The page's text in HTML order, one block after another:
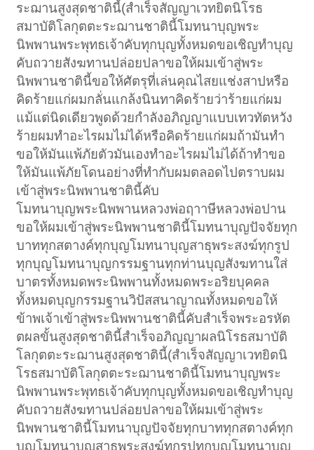
ระฌานสูงสุดชาตินี้(สำเร็จสัญญาเวทยิตนิโรธ
สมาบัติโลกุตตะระฌานชาตินี้โมทนาบุญพระ
นิพพานพระพุทธเจ้าคับทุกบุญทั้งหมดขอเชิญทำบุญ
คับถวายสังฆทานปล่อยปลาขอให้ผมเข้าสู่พระ
นิพพานชาตินี้ขอให้ศัตรุที่เล่นคุณไสยแช่งสาปหรือ
คิดร้ายแก่ผมกลั่นแกล้งนินทาคิดร้ายว่าร้ายแก่ผม
แม้แต่นิดเดียวพูดด้วยกำลังอภิญญาแบบเทวทัตหวัง
ร้ายผมทำอะไรผมไม่ได้หรือคิดร้ายแก่ผมถ้ามันทำ
ขอให้มันแพ้ภัยตัวมันเองทำอะไรผมไม่ได้ถ้าทำขอ
ให้มันแพ้ภัยโดนอย่างที่ทำกับผมตลอดไปตราบผม
เข้าสู่พระนิพพานชาตินี้คับ
โมทนาบุญพระนิพพานหลวงพ่อฤาาษีหลวงพ่อปาน
ขอให้ผมเข้าสู่พระนิพพานชาตินี้โมทนาบุญปัจจัยทุก
บาททุกสตางค์ทุกบุญโมทนาบุญสาธุพระสงฆ์ทุกรูป
ทุกบุญโมทนาบุญกรรมฐานทุกท่านบุญสังฆทานใส่
บาตรทั้งหมดพระนิพพานทั้งหมดพระอริยบุคคล
ทั้งหมดบุญกรรมฐานวิปัสสนาญาณทั้งหมดขอให้
ข้าพเจ้าเข้าสู่พระนิพพานชาตินี้คับสำเร็จพระอรหัต
ตผลขั้นสูงสุดชาตินี้สำเร็จอภิญญาผลนิโรธสมาบัติ
โลกุตตะระฌานสูงสุดชาตินี้(สำเร็จสัญญาเวทยิตนิ
โรธสมาบัติโลกุตตะระฌานชาตินี้โมทนาบุญพระ
นิพพานพระพุทธเจ้าคับทุกบุญทั้งหมดขอเชิญทำบุญ
คับถวายสังฆทานปล่อยปลาขอให้ผมเข้าสู่พระ
นิพพานชาตินี้โมทนาบุญปัจจัยทุกบาททุกสตางค์ทุก
บุญโมทนาบุญสาธุพระสงฆ์ทุกรูปทุกบุญโมทนาบุญ